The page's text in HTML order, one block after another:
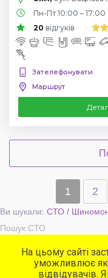
Пн-Пт 10:00 – 17:00
20 відгуків
Зателефонувати
Маршрут
1 2
Ви шукали: СТО /
Пошук СТО
На цьому сайті
уможливлює
відвідувачів.